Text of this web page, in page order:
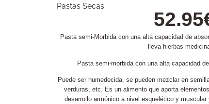
Pastas Secas
52.95
Pasta semi-Morbida con una alta capacidad de
lleva hierbas
Pasta semi-morbida con una alta capacidad
Puede ser humedecida, se pueden mezclar en
verduras, etc. Es un alimento que aporta
desarrollo armónico a nivel esquelético y